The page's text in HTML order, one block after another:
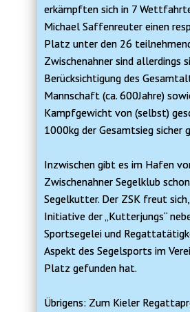
erkämpften sich in 7
Michael Saffenreuter einen
Platz unter den 26
Zwischenahner sind allerdings
Berücksichtigung des
Mannschaft (ca. 600Jahre)
Kampfgewicht von (selbst)
1000kg der Gesamtsieg sicher
Inzwischen gibt es im Hafen
Zwischenahner Segelklub
Segelkutter. Der ZSK freut
Initiative der „Kutterjungs“
Sportsegelei und
Aspekt des Segelsports im
Platz gefunden hat.
Übrigens: Zum Kieler